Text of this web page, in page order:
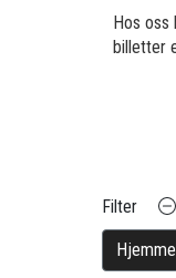
Hos oss
billetter